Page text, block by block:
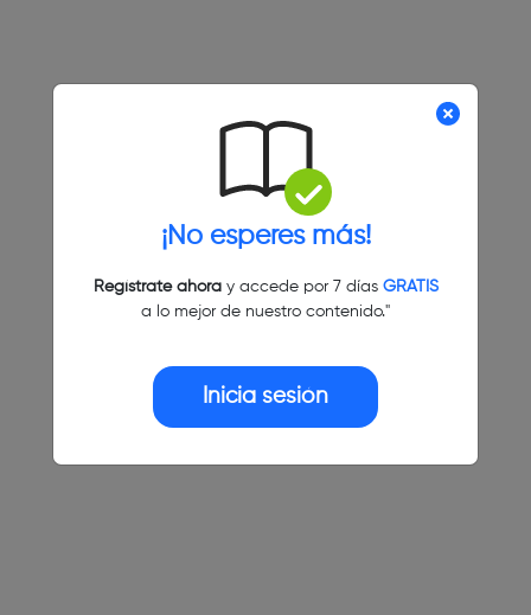
¡No esperes más!
Regístrate ahoray accede por 7 días GRATIS
a lo mejor de nuestro contenido."
Inicia sesión